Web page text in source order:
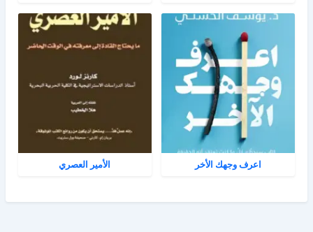
اعرف وجهك الأخر الأمير العصري